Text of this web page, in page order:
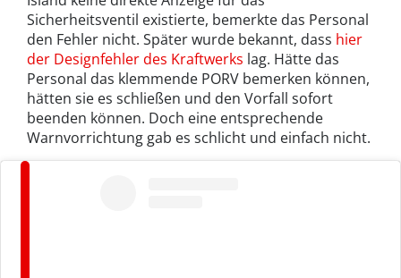
Sicherheitsventil existierte, bemerkte das Personal
den Fehler nicht. Später wurde bekannt, dass hier
der Designfehler des Kraftwerks lag. Hätte das
Personal das klemmende PORV bemerken können,
hätten sie es schließen und den Vorfall sofort
beenden können. Doch eine entsprechende
Warnvorrichtung gab es schlicht und einfach nicht.